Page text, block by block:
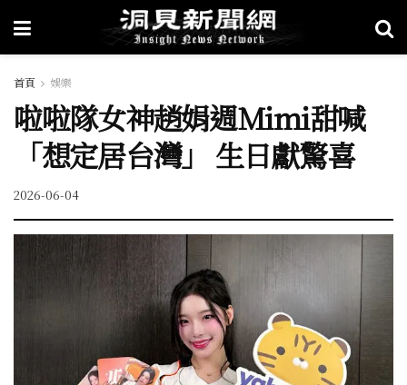
首頁 娛樂
啦啦隊女神趙娟週Mimi甜喊
「想定居台灣」 生日獻驚喜
2026-06-04